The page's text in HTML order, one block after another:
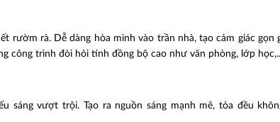
rườm rà. Dễ dàng hòa mình vào trần nhà, tạo cảm giác
công trình đòi hỏi tính đồng bộ cao như văn phòng, lớp
sáng vượt trội. Tạo ra nguồn sáng mạnh mẽ, tỏa đều